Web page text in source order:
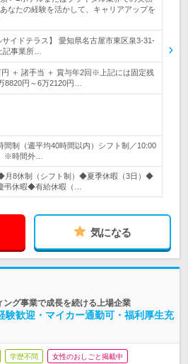
なたの経験を活かして、キャリアアップを
サイドテラス】 愛知県名古屋市東区泉3-31-
記事業所…
円 ＋ 諸手当 ＋ 賞与年2回※上記には固定残
8820円～6万2120円…
間制（週平均40時間以内）シフト制／10:00
※時間外…
◆月8休制（シフト制）◆夏季休暇（3日）◆
弔休暇◆有給休暇（…
気になる
グ事業で成長を続ける上場企業
験歓迎・マイカー通勤可・福利厚生充
学歴不問 女性のおしごと掲載中